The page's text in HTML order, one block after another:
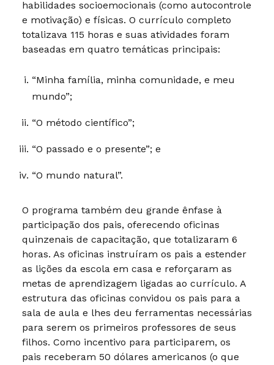
habilidades socioemocionais (como autocontrole
e motivação) e físicas. O currículo completo
totalizava 115 horas e suas atividades foram
baseadas em quatro temáticas principais:
“Minha família, minha comunidade, e meu
mundo”;
“O método científico”;
“O passado e o presente”; e
“O mundo natural”.
O programa também deu grande ênfase à
participação dos pais, oferecendo oficinas
quinzenais de capacitação, que totalizaram 6
horas. As oficinas instruíram os pais a estender
as lições da escola em casa e reforçaram as
metas de aprendizagem ligadas ao currículo. A
estrutura das oficinas convidou os pais para a
sala de aula e lhes deu ferramentas necessárias
para serem os primeiros professores de seus
filhos. Como incentivo para participarem, os
pais receberam 50 dólares americanos (o que